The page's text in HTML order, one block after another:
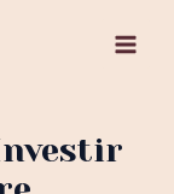
Main